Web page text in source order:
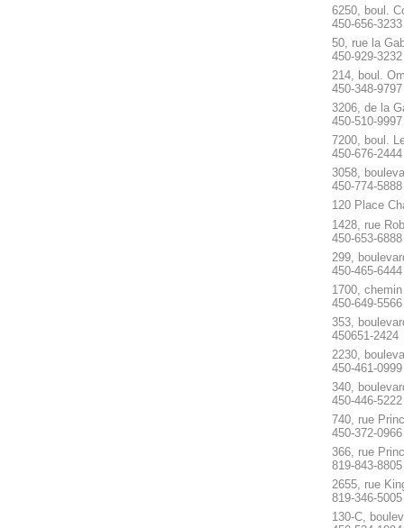
6250, boul.
450-656-3233
50, rue la
450-929-3232
214, boul.
450-348-9797
3206, de la
450-510-9997
7200, boul.
450-676-2444
3058,
450-774-5888
120 Place
1428, rue
450-653-6888
299,
450-465-6444
1700,
450-649-5566
353,
450651-2424
2230,
450-461-0999
340,
450-446-5222
740, rue
450-372-0966
366, rue
819-843-8805
2655, rue
819-346-5005
130-C,